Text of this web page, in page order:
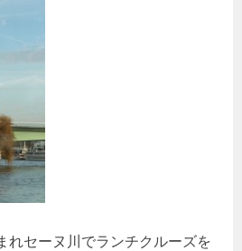
れセーヌ川でランチクルーズを